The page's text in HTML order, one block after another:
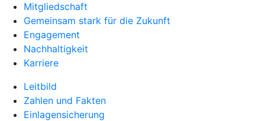
Mitgliedschaft
Gemeinsam stark für die Zukunft
Engagement
Nachhaltigkeit
Karriere
Leitbild
Zahlen und Fakten
Einlagensicherung